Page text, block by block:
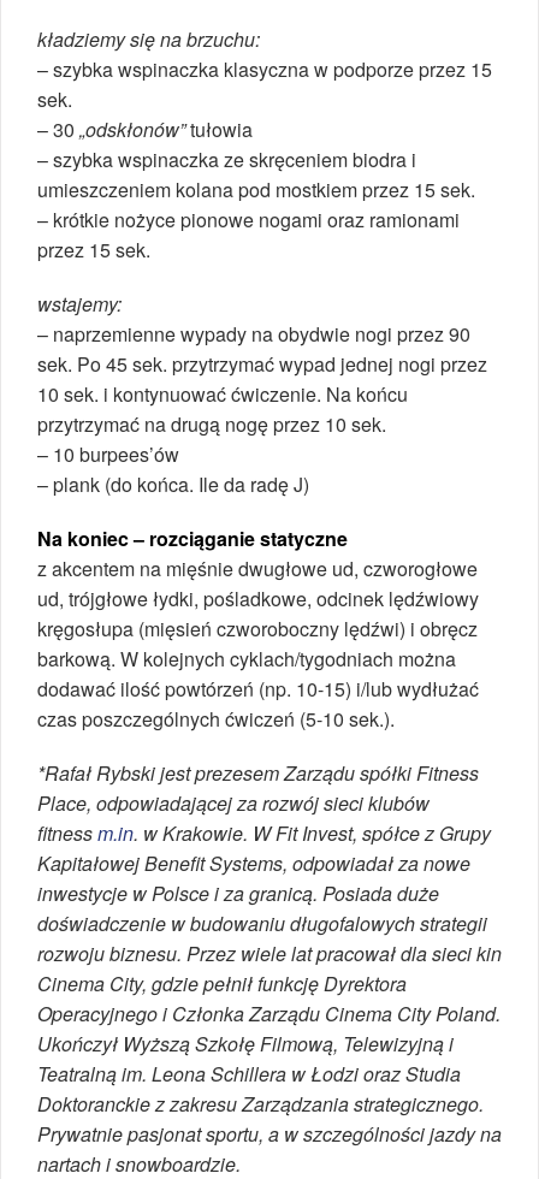
kładziemy się na brzuchu:
– szybka wspinaczka klasyczna w podporze przez 15
sek.
– 30 „odskłonów”tułowia
– szybka wspinaczka ze skręceniem biodra i
umieszczeniem kolana pod mostkiem przez 15 sek.
– krótkie nożyce pionowe nogami oraz ramionami
przez 15 sek.
wstajemy:
– naprzemienne wypady na obydwie nogi przez 90
sek. Po 45 sek. przytrzymać wypad jednej nogi przez
10 sek. i kontynuować ćwiczenie. Na końcu
przytrzymać na drugą nogę przez 10 sek.
– 10 burpees’ów
– plank (do końca. Ile da radę J)
Na koniec – rozciąganie statyczne
z akcentem na mięśnie dwugłowe ud, czworogłowe
ud, trójgłowe łydki, pośladkowe, odcinek lędźwiowy
kręgosłupa (mięsień czworoboczny lędźwi) i obręcz
barkową. W kolejnych cyklach/tygodniach można
dodawać ilość powtórzeń (np. 10-15) i/lub wydłużać
czas poszczególnych ćwiczeń (5-10 sek.).
*Rafał Rybski jest prezesem Zarządu spółki Fitness
Place, odpowiadającej za rozwój sieci klubów
fitnessm.in. w Krakowie. W Fit Invest, spółce z Grupy
Kapitałowej Benefit Systems, odpowiadał za nowe
inwestycje w Polsce i za granicą. Posiada duże
doświadczenie w budowaniu długofalowych strategii
rozwoju biznesu. Przez wiele lat pracował dla sieci kin
Cinema City, gdzie pełnił funkcję Dyrektora
Operacyjnego i Członka Zarządu Cinema City Poland.
Ukończył Wyższą Szkołę Filmową, Telewizyjną i
Teatralną im. Leona Schillera w Łodzi oraz Studia
Doktoranckie z zakresu Zarządzania strategicznego.
Prywatnie pasjonat sportu, a w szczególności jazdy na
nartach i snowboardzie.